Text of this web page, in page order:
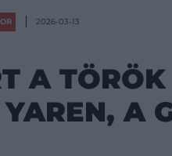
2026-03-13
A
A